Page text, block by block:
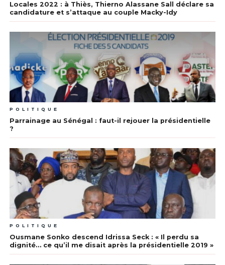
Locales 2022 : à Thiès, Thierno Alassane Sall déclare sa
candidature et s’attaque au couple Macky-Idy
POLITIQUE
Parrainage au Sénégal : faut-il rejouer la présidentielle
?
POLITIQUE
Ousmane Sonko descend Idrissa Seck : « Il perdu sa
dignité… ce qu’il me disait après la présidentielle 2019 »